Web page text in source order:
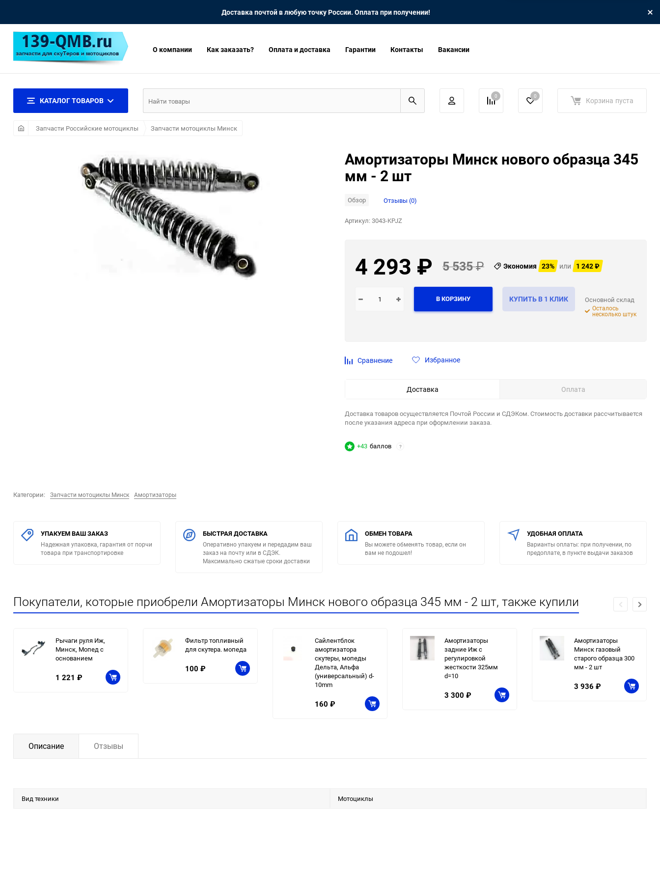
Доставка почтой в любую точку России. Оплата при получении!
О компании Как заказать? Оплата и доставка Гарантии Контакты Вакансии
КАТАЛОГ ТОВАРОВ 0 0 Корзина пуста
Запчасти Российские мотоциклы Запчасти мотоциклы Минск
Категории: Запчасти мотоциклы Минск Амортизаторы
Амортизаторы Минск нового образца 345
мм - 2 шт
Обзор Отзывы (0)
Артикул:3043-KPJZ
4 293 ₽ 5 535₽ Экономия 23% или 1 242₽
В КОРЗИНУ КУПИТЬ В 1 КЛИК Основной склад
Осталось
несколько штук
Сравнение Избранное
Доставка Оплата
Доставка товаров осуществляется Почтой России и СДЭКом. Стоимость доставки рассчитывается
после указания адреса при оформлении заказа.
+43 баллов ?
УПАКУЕМ ВАШ ЗАКАЗ
Надежная упаковка, гарантия от порчи
товара при транспортировке
БЫСТРАЯ ДОСТАВКА
Оперативно упакуем и передадим ваш
заказ на почту или в СДЭК.
Максимально сжатые сроки доставки
ОБМЕН ТОВАРА
Вы можете обменять товар, если он
вам не подошел!
УДОБНАЯ ОПЛАТА
Варианты оплаты: при получении, по
предоплате, в пункте выдачи заказов
Покупатели, которые приобрели Амортизаторы Минск нового образца 345 мм - 2 шт, также купили
Рычаги руля Иж,
Минск, Мопед с
основанием
1 221 ₽
Фильтр топливный
для скутера. мопеда
100 ₽
Сайлентблок
амортизатора
скутеры, мопеды
Дельта, Альфа
(универсальный) d-
10mm
160 ₽
Амортизаторы
задние Иж с
регулировкой
жесткости 325мм
d=10
3 300 ₽
Амортизаторы
Минск газовый
старого образца 300
мм - 2 шт
3 936 ₽
Описание Отзывы
Вид техники Мотоциклы